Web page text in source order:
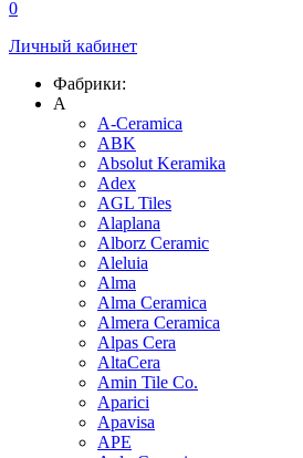
0
Личный кабинет
Фабрики:
A
A-Ceramica
ABK
Absolut Keramika
Adex
AGL Tiles
Alaplana
Alborz Ceramic
Aleluia
Alma
Alma Ceramica
Almera Ceramica
Alpas Cera
AltaCera
Amin Tile Co.
Aparici
Apavisa
APE